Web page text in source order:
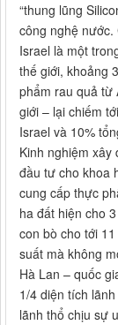
“thung lũng
công nghệ nước.
Israel là một
thế giới, khoảng
phẩm rau quả từ
giới – lại chiếm
Israel và 10%
Kinh nghiệm
đầu tư cho khoa
cung cấp thực
ha đất hiện cho
con bò cho tới
suất mà không
Hà Lan – quốc
1/4 diện tích
lãnh thổ chịu sự